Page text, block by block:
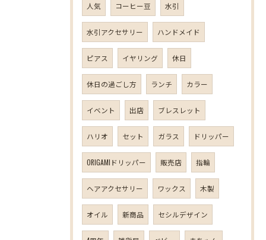
人気 コーヒー豆 水引
水引アクセサリー ハンドメイド
ピアス イヤリング 休日
休日の過ごし方 ランチ カラー
イベント 出店 ブレスレット
ハリオ セット ガラス ドリッパー
ORIGAMIドリッパー 販売店 指輪
ヘアアクセサリー ワックス 木製
オイル 新商品 セシルデザイン